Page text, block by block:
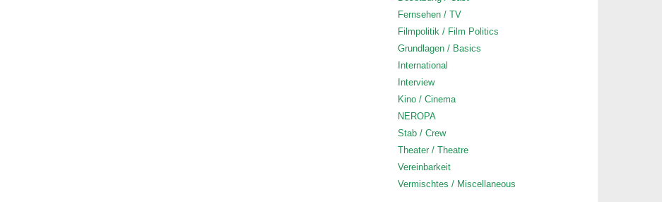
Fernsehen / TV
Filmpolitik / Film Politics
Grundlagen / Basics
International
Interview
Kino / Cinema
NEROPA
Stab / Crew
Theater / Theatre
Vereinbarkeit
Vermischtes / Miscellaneous